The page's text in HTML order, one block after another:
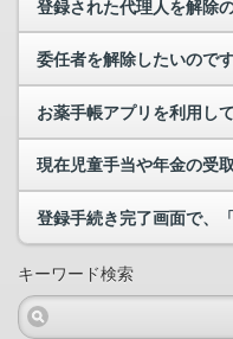
登録された代理人を解除
キーワード検索